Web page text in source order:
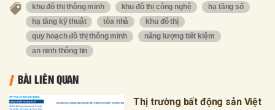
khu đô thị thông minh khu đô thị công nghệ
hạ tầng số
hạ tầng kỹ thuật
tòa nhà
khu đô thị
quy hoạch đô thị thông minh
năng lượng tiết kiệm
an ninh thông tin
BÀI LIÊN QUAN
Thị trường bất động sản Việt